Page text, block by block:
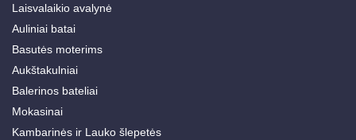
Laisvalaikio avalynė
Auliniai batai
Basutės moterims
Aukštakulniai
Balerinos bateliai
Mokasinai
Kambarinės ir Lauko šlepetės